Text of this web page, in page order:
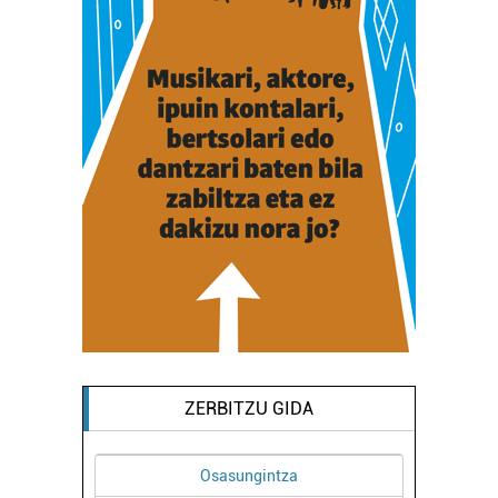
ZERBITZU GIDA
Barne diseinua